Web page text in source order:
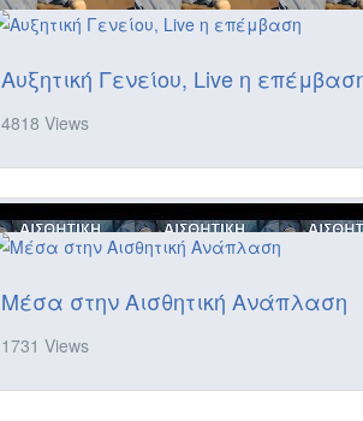
Αυξητική Γενείου, Live η
4818 Views
Μέσα στην Αισθητική Ανάπλαση
1731 Views